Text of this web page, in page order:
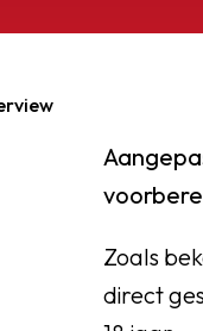
GOED
Zoals
direct